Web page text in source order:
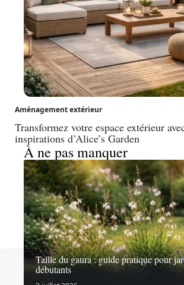
Aménagement extérieur
Transformez votre espace extérieur
inspirations d’Alice’s Garden
À ne pas manquer
Taille du gaura : guide pratique pour
débutantsContact Mentions légales